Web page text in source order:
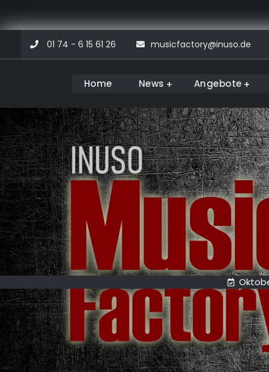
content
01 74 - 6 15 61 26 musicfactory@inuso.de
Musicfactory
Home News Angebote